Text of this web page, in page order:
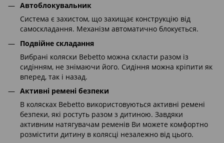
Автоблокувальник
Система є захистом, що захищає конструкцію від
самоскладання. Механізм автоматично блокується.
Подвійне складання
Вибрані коляски Bebetto можна скласти разом із
сидінням, не знімаючи його. Сидіння можна кріпити як
вперед, так і назад.
Активні ремені безпеки
В колясках Bebetto використовуються активні ремені
безпеки, які ростуть разом з дитиною. Завдяки
активним натягувачам ременів Ви можете комфортно
розмістити дитину в колясці незалежно від цього.